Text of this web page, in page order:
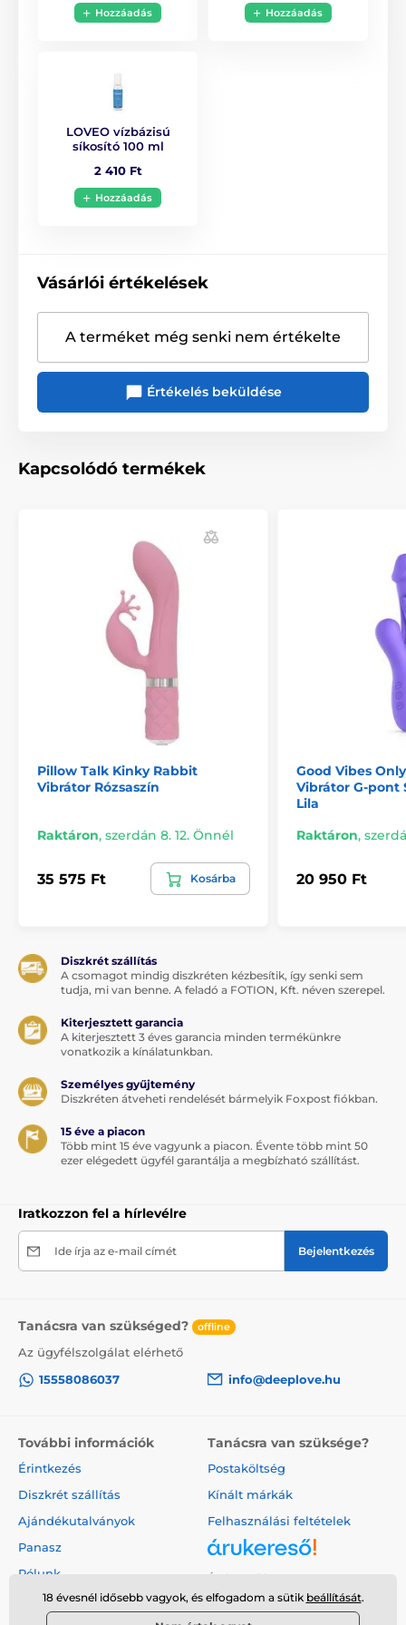
Csiklóvibrátorok
Hozzáadás Hozzáadás
LOVEO vízbázisú
síkosító 100 ml
2 410 Ft
Hozzáadás
Vásárlói értékelések
A terméket még senki nem értékelte
Értékelés beküldése
Kapcsolódó termékek
Pillow Talk Kinky Rabbit
Vibrátor Rózsaszín
Raktáron, szerdán 8. 12. Önnél
35 575 Ft Kosárba
Good Vibes
Vibrátor G-pont
Lila
Raktáron,
20 950 Ft
Diszkrét szállítás
A csomagot mindig diszkréten kézbesítik, így senki sem
tudja, mi van benne. A feladó a FOTION, Kft. néven szerepel.
Kiterjesztett garancia
A kiterjesztett 3 éves garancia minden termékünkre
vonatkozik a kínálatunkban.
Személyes gyűjtemény
Diszkréten átveheti rendelését bármelyik Foxpost fiókban.
15 éve a piacon
Több mint 15 éve vagyunk a piacon. Évente több mint 50
ezer elégedett ügyfél garantálja a megbízható szállítást.
Iratkozzon fel a hírlevélre
Ide írja az e-mail címét Bejelentkezés
Tanácsra van szükséged? offline
Az ügyfélszolgálat elérhető
15558086037
info@deeplove.hu
További információk
Érintkezés
Diszkrét szállítás
Ajándékutalványok
Panasz
Rólunk
Tanácsra van szüksége?
Postaköltség
Kínált márkák
Felhasználási feltételek
Árukereső.hu
18 évesnél idősebb vagyok, és elfogadom a sütik beállítását.